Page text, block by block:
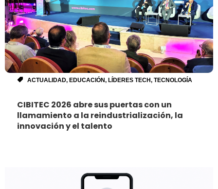
ACTUALIDAD, EDUCACIÓN, LÍDERES TECH, TECNOLOGÍA
CIBITEC 2026 abre sus puertas con un
llamamiento a la reindustrialización, la
innovación y el talento